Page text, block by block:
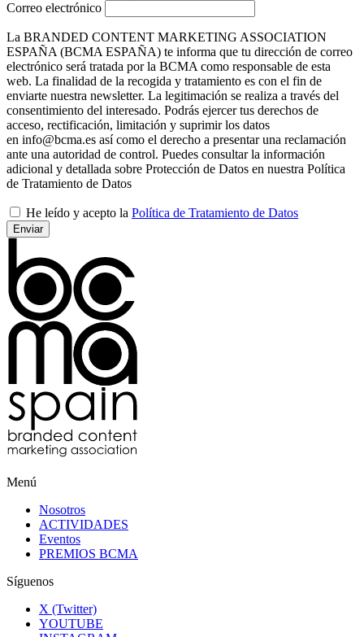
Correo electrónico
La BRANDED CONTENT MARKETING ASSOCIATION
ESPAÑA (BCMA ESPAÑA) te informa que tu dirección de correo
electrónico será tratada por la BCMA como responsable de esta
web. La finalidad de la recogida y tratamiento es con el fin de
enviarte nuestra newsletter. La legitimación se realiza a través del
consentimiento del interesado. Podrás ejercer tus derechos de
acceso, rectificación, limitación y suprimir los datos
en info@bcma.es así como el derecho a presentar una reclamación
ante una autoridad de control. Puedes consultar la información
adicional y detallada sobre Protección de Datos en nuestra Política
de Tratamiento de Datos
He leído y acepto la Política de Tratamiento de Datos
Menú
Nosotros
ACTIVIDADES
Eventos
PREMIOS BCMA
Síguenos
X (Twitter)
YOUTUBE